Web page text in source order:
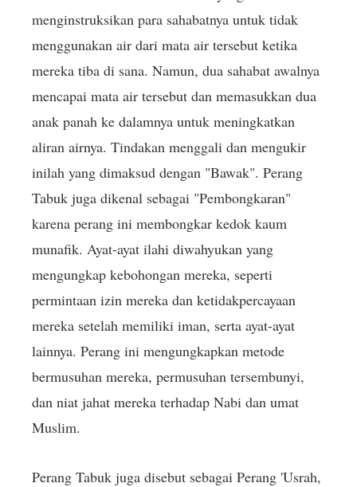
menginstruksikan para sahabatnya untuk tidak
menggunakan air dari mata air tersebut ketika
mereka tiba di sana. Namun, dua sahabat awalnya
mencapai mata air tersebut dan memasukkan dua
anak panah ke dalamnya untuk meningkatkan
aliran airnya. Tindakan menggali dan mengukir
inilah yang dimaksud dengan "Bawak". Perang
Tabuk juga dikenal sebagai "Pembongkaran"
karena perang ini membongkar kedok kaum
munafik. Ayat-ayat ilahi diwahyukan yang
mengungkap kebohongan mereka, seperti
permintaan izin mereka dan ketidakpercayaan
mereka setelah memiliki iman, serta ayat-ayat
lainnya. Perang ini mengungkapkan metode
bermusuhan mereka, permusuhan tersembunyi,
dan niat jahat mereka terhadap Nabi dan umat
Muslim.
Perang Tabuk juga disebut sebagai Perang 'Usrah,